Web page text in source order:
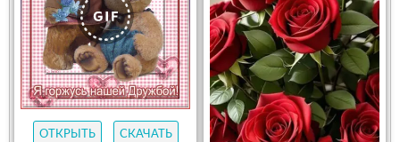
ОТКРЫТЬ СКАЧАТЬ